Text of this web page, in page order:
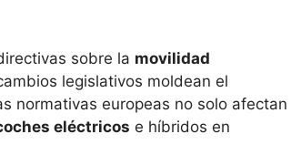
sobre la movilidad
legislativos moldean el
normativas europeas no solo afectan
eléctricos e híbridos en